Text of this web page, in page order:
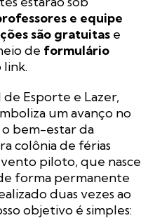
e equipe
são gratuitas e
de formulário
link.
Esporte e Lazer,
um avanço no
o bem-estar da
colônia de férias
piloto, que nasce
forma permanente
duas vezes ao
objetivo é simples: